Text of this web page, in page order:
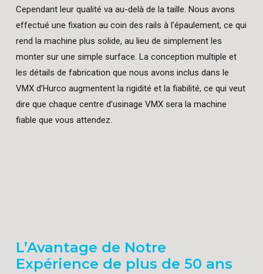
Cependant leur qualité va au-delà de la taille. Nous avons
effectué une fixation au coin des rails à l’épaulement, ce qui
rend la machine plus solide, au lieu de simplement les
monter sur une simple surface. La conception multiple et
les détails de fabrication que nous avons inclus dans le
VMX d’Hurco augmentent la rigidité et la fiabilité, ce qui veut
dire que chaque centre d’usinage VMX sera la machine
fiable que vous attendez.
L’Avantage de Notre
Expérience de plus de 50 ans